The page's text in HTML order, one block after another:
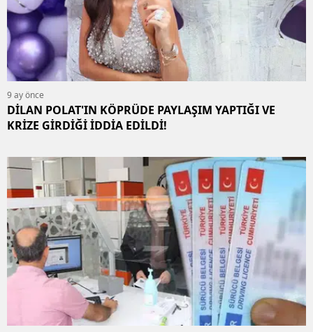
9 ay önce
DİLAN POLAT'IN KÖPRÜDE PAYLAŞIM YAPTIĞI VE
KRİZE GİRDİĞİ İDDİA EDİLDİ!